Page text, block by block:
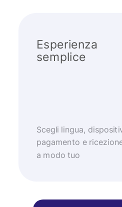
Esperienza
semplice
Scegli lingua,
pagamento e
a modo tuo